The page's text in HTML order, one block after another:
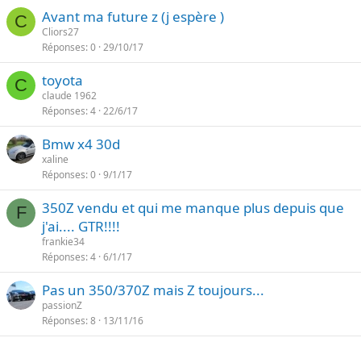
C Avant ma future z (j espère )
Cliors27
Réponses 0 29/10/17
C toyota
claude 1962
Réponses 4 22/6/17
Bmw x4 30d
xaline
Réponses 0 9/1/17
F
350Z vendu et qui me manque plus depuis que
j'ai.... GTR!!!!
frankie34
Réponses 4 6/1/17
Pas un 350/370Z mais Z toujours...
passionZ
Réponses 8 13/11/16